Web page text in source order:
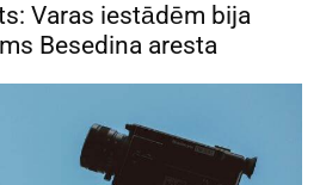
Varas iestādēm bija
Besedina aresta